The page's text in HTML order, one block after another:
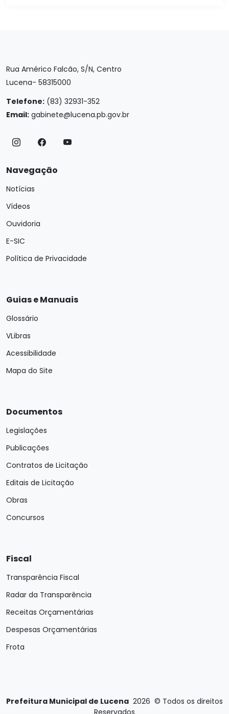
Rua Américo Falcão, S/N, Centro
Lucena- 58315000
Telefone: (83) 32931-352
Email: gabinete@lucena.pb.gov.br
Navegação
Notícias
Vídeos
Ouvidoria
E-SIC
Política de Privacidade
Guias e Manuais
Glossário
VLibras
Acessibilidade
Mapa do Site
Documentos
Legislações
Publicações
Contratos de Licitação
Editais de Licitação
Obras
Concursos
Fiscal
Transparência Fiscal
Radar da Transparência
Receitas Orçamentárias
Despesas Orçamentárias
Frota
Prefeitura Municipal de Lucena 2026 © Todos os direitos
Reservados